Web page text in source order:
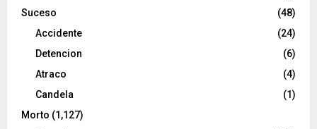
Suceso
(48)
Accidente
(24)
Detencion
(6)
Atraco
(4)
Candela
(1)
Morto (1,127)